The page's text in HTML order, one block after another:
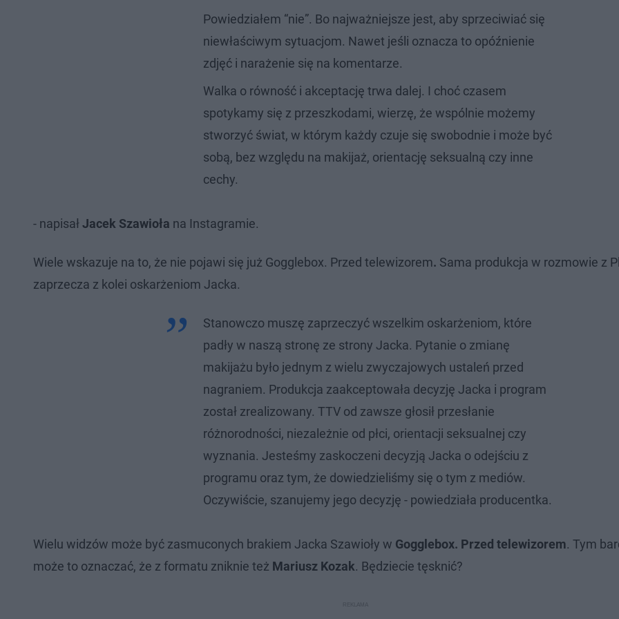
Powiedziałem “nie”. Bo najważniejsze jest, aby sprzeciwiać się
niewłaściwym sytuacjom. Nawet jeśli oznacza to opóźnienie
zdjęć i narażenie się na komentarze.
Walka o równość i akceptację trwa dalej. I choć czasem
spotykamy się z przeszkodami, wierzę, że wspólnie możemy
stworzyć świat, w którym każdy czuje się swobodnie i może być
sobą, bez względu na makijaż, orientację seksualną czy inne
cechy.
- napisałJacek Szawioła na Instagramie.
Wiele wskazuje na to, że nie pojawi się już Gogglebox. Przed telewizorem. Sama produkcja w rozmowie z
zaprzecza z kolei oskarżeniom Jacka.
Stanowczo muszę zaprzeczyć wszelkim oskarżeniom, które
padły w naszą stronę ze strony Jacka. Pytanie o zmianę
makijażu było jednym z wielu zwyczajowych ustaleń przed
nagraniem. Produkcja zaakceptowała decyzję Jacka i program
został zrealizowany. TTV od zawsze głosił przesłanie
różnorodności, niezależnie od płci, orientacji seksualnej czy
wyznania. Jesteśmy zaskoczeni decyzją Jacka o odejściu z
programu oraz tym, że dowiedzieliśmy się o tym z mediów.
Oczywiście, szanujemy jego decyzję - powiedziała producentka.
Wielu widzów może być zasmuconych brakiem Jacka Szawioły w Gogglebox. Przed telewizorem. Tym
może to oznaczać, że z formatu zniknie też Mariusz Kozak. Będziecie tęsknić?